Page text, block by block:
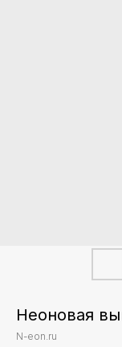
Неоновая
N-eon.ru